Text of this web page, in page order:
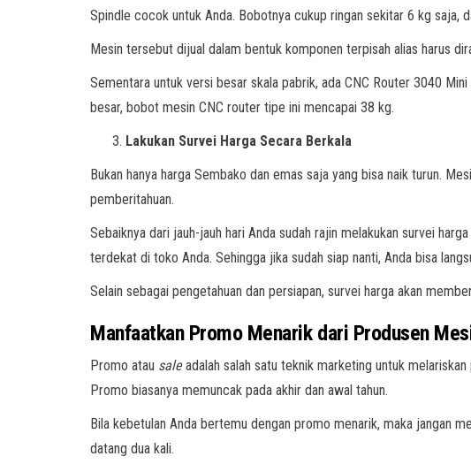
Spindle cocok untuk Anda. Bobotnya cukup ringan sekitar 6 kg saja,
Mesin tersebut dijual dalam bentuk komponen terpisah alias harus
Sementara untuk versi besar skala pabrik, ada CNC Router 3040
besar, bobot mesin CNC router tipe ini mencapai 38 kg.
Lakukan Survei Harga Secara Berkala
Bukan hanya harga Sembako dan emas saja yang bisa naik turun.
pemberitahuan.
Sebaiknya dari jauh-jauh hari Anda sudah rajin melakukan survei
terdekat di toko Anda. Sehingga jika sudah siap nanti, Anda bisa
Selain sebagai pengetahuan dan persiapan, survei harga akan
Manfaatkan Promo Menarik dari Produsen
Promo atau saleadalah salah satu teknik marketing untuk
Promo biasanya memuncak pada akhir dan awal tahun.
Bila kebetulan Anda bertemu dengan promo menarik, maka jangan
datang dua kali.